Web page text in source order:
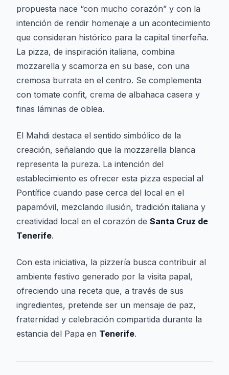
propuesta nace “con mucho corazón” y con la
intención de rendir homenaje a un acontecimiento
que consideran histórico para la capital tinerfeña.
La pizza, de inspiración italiana, combina
mozzarella y scamorza en su base, con una
cremosa burrata en el centro. Se complementa
con tomate confit, crema de albahaca casera y
finas láminas de oblea.
El Mahdi destaca el sentido simbólico de la
creación, señalando que la mozzarella blanca
representa la pureza. La intención del
establecimiento es ofrecer esta pizza especial al
Pontífice cuando pase cerca del local en el
papamóvil, mezclando ilusión, tradición italiana y
creatividad local en el corazón de Santa Cruz de
Tenerife.
Con esta iniciativa, la pizzería busca contribuir al
ambiente festivo generado por la visita papal,
ofreciendo una receta que, a través de sus
ingredientes, pretende ser un mensaje de paz,
fraternidad y celebración compartida durante la
estancia del Papa en Tenerife.